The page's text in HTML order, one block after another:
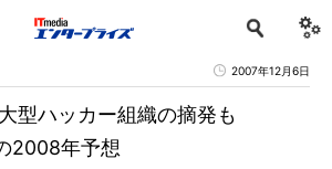
2007年12月6日
型ハッカー組織の摘発も
年予想